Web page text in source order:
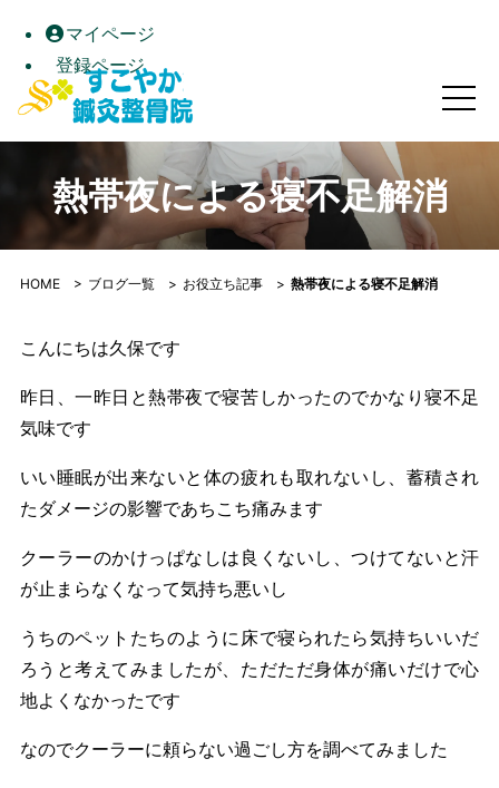
マイページ
登録ページ
熱帯夜による寝不足解消｜すこやか鍼灸整骨院｜高松市屋
熱帯夜による寝不足解消
HOME> ブログ一覧> お役立ち記事> 熱帯夜による寝不足解消
こんにちは久保です
昨日、一昨日と熱帯夜で寝苦しかったのでかなり寝不足
気味です
いい睡眠が出来ないと体の疲れも取れないし、蓄積され
たダメージの影響であちこち痛みます
クーラーのかけっぱなしは良くないし、つけてないと汗
が止まらなくなって気持ち悪いし
うちのペットたちのように床で寝られたら気持ちいいだ
ろうと考えてみましたが、ただただ身体が痛いだけで心
地よくなかったです
なのでクーラーに頼らない過ごし方を調べてみました